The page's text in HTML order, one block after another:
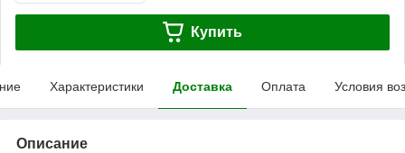
Купить
Характеристики Доставка Оплата Условия
Описание